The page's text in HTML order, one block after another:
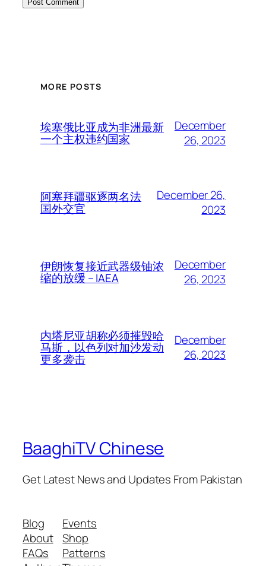
MORE POSTS
埃塞俄比亚成为非洲最新
一个主权违约国家
December
26, 2023
阿塞拜疆驱逐两名法
国外交官
December 26,
2023
伊朗恢复接近武器级铀浓
缩的放缓 – IAEA
December
26, 2023
内塔尼亚胡称必须摧毁哈
马斯，以色列对加沙发动
更多袭击
December
26, 2023
BaaghiTV Chinese
Get Latest News and Updates From Pakistan
Blog
About
FAQs
Events
Shop
Patterns